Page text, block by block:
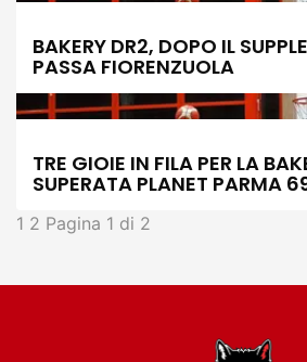
BAKERY DR2, DOPO IL
PASSA FIORENZUOLA
TRE GIOIE IN FILA PER LA
SUPERATA PLANET PARMA
1 2 Pagina 1 di 2